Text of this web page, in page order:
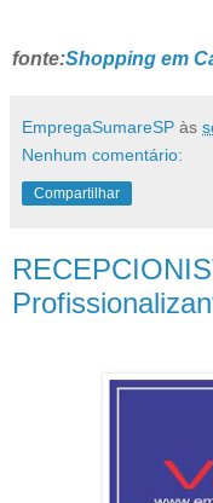
fonte:Shopping em
EmpregaSumareSP às
Nenhum comentário:
Compartilhar